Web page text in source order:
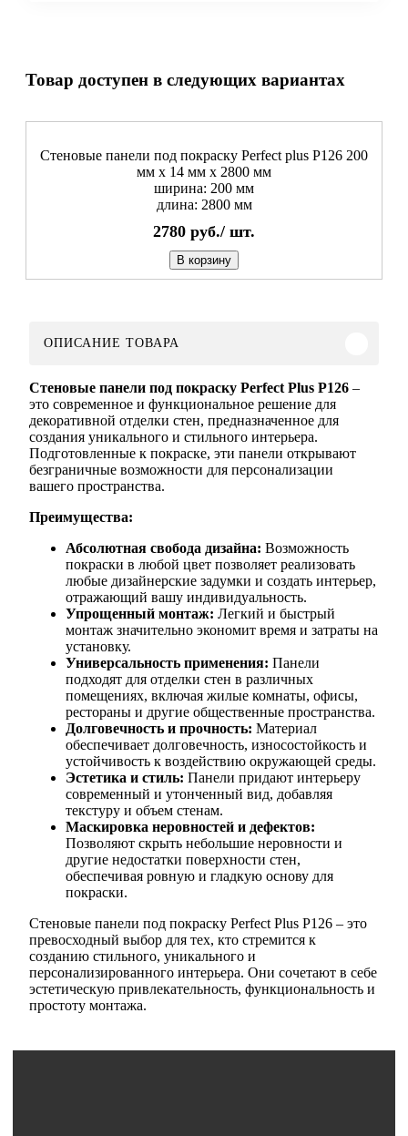
Товар доступен в следующих вариантах
Стеновые панели под покраску Perfect plus P126 200
мм х 14 мм х 2800 мм
ширина: 200 мм
длина: 2800 мм
2780 руб./ шт.
В корзину
ОПИСАНИЕ ТОВАРА
Стеновые панели под покраску Perfect Plus P126 –
это современное и функциональное решение для
декоративной отделки стен, предназначенное для
создания уникального и стильного интерьера.
Подготовленные к покраске, эти панели открывают
безграничные возможности для персонализации
вашего пространства.
Преимущества:
Абсолютная свобода дизайна: Возможность
покраски в любой цвет позволяет реализовать
любые дизайнерские задумки и создать интерьер,
отражающий вашу индивидуальность.
Упрощенный монтаж: Легкий и быстрый
монтаж значительно экономит время и затраты на
установку.
Универсальность применения: Панели
подходят для отделки стен в различных
помещениях, включая жилые комнаты, офисы,
рестораны и другие общественные пространства.
Долговечность и прочность: Материал
обеспечивает долговечность, износостойкость и
устойчивость к воздействию окружающей среды.
Эстетика и стиль: Панели придают интерьеру
современный и утонченный вид, добавляя
текстуру и объем стенам.
Маскировка неровностей и дефектов:
Позволяют скрыть небольшие неровности и
другие недостатки поверхности стен,
обеспечивая ровную и гладкую основу для
покраски.
Стеновые панели под покраску Perfect Plus P126 – это
превосходный выбор для тех, кто стремится к
созданию стильного, уникального и
персонализированного интерьера. Они сочетают в себе
эстетическую привлекательность, функциональность и
простоту монтажа.